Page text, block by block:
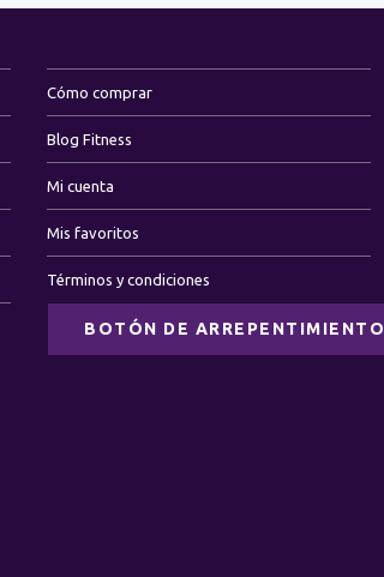
Cómo comprar
Blog Fitness
Mi cuenta
Mis favoritos
Términos y condiciones
BOTÓN DE ARREPENTIMIENTO